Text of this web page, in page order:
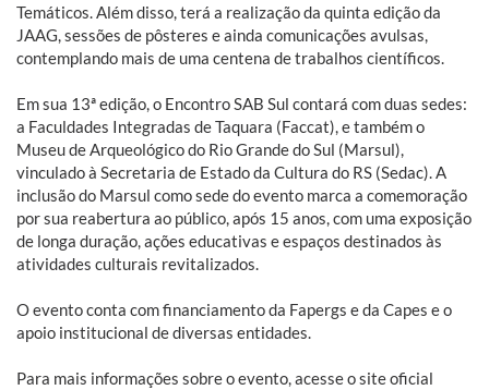
Temáticos. Além disso, terá a realização da quinta edição da
JAAG, sessões de pôsteres e ainda comunicações avulsas,
contemplando mais de uma centena de trabalhos científicos.
Em sua 13ª edição, o Encontro SAB Sul contará com duas sedes:
a Faculdades Integradas de Taquara (Faccat), e também o
Museu de Arqueológico do Rio Grande do Sul (Marsul),
vinculado à Secretaria de Estado da Cultura do RS (Sedac). A
inclusão do Marsul como sede do evento marca a comemoração
por sua reabertura ao público, após 15 anos, com uma exposição
de longa duração, ações educativas e espaços destinados às
atividades culturais revitalizados.
O evento conta com financiamento da Fapergs e da Capes e o
apoio institucional de diversas entidades.
Para mais informações sobre o evento, acesse o site oficial